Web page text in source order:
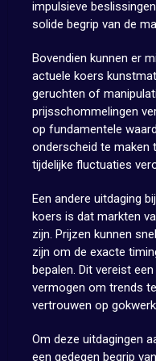
impulsieve
solide begrip van de
Bovendien kunnen er
actuele koers
geruchten of
prijsschommelingen
op fundamentele
onderscheid te maken
tijdelijke fluctuaties
Een andere uitdaging
koers is dat markten
zijn. Prijzen kunnen
zijn om de exacte
bepalen. Dit vereist
vermogen om trends
vertrouwen op
Om deze uitdagingen
een gedegen begrip